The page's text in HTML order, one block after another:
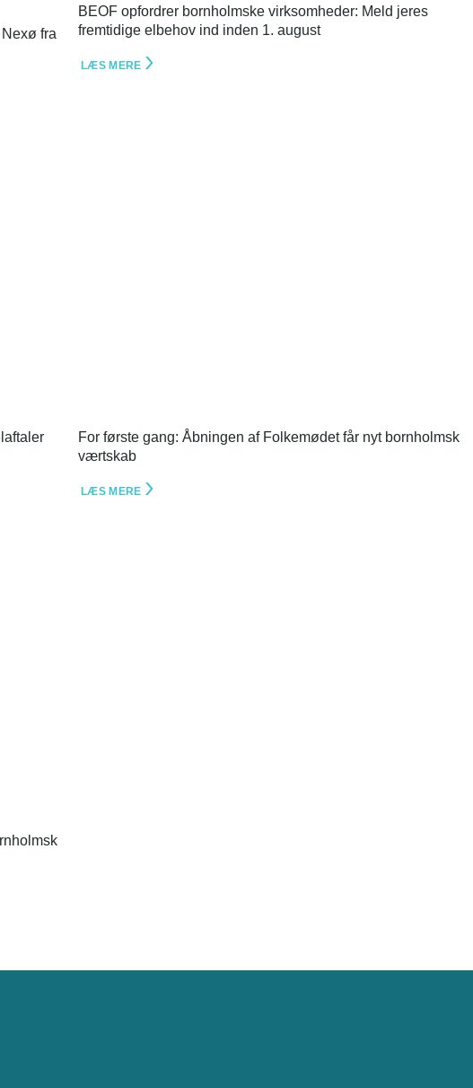
fra
BEOF opfordrer bornholmske virksomheder: Meld jeres
fremtidige elbehov ind inden 1. august
LÆS MERE
For første gang: Åbningen af Folkemødet får nyt bornholmsk
værtskab
LÆS MERE